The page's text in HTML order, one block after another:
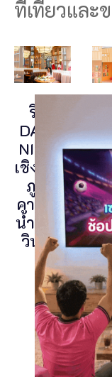
ที่เที่ยวและ
รีวิว
DAY &
NIGHT
เชิงทะเล
ภูเก็ต
คาเฟ่ริม
น้ำสไตล์
วินเทจ
ร้
ดี
ใ
ย่